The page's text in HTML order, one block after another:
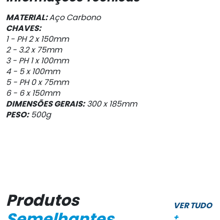
MATERIAL:Aço Carbono
CHAVES:
1 - PH 2 x 150mm
2 - 3.2 x 75mm
3 - PH 1 x 100mm
4 - 5 x 100mm
5 - PH 0 x 75mm
6 - 6 x 150mm
DIMENSÕES GERAIS:300 x 185mm
PESO:500g
Produtos
VER TUDO
+